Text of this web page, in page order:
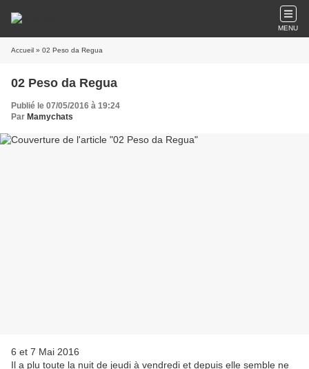
MENU
Accueil » 02 Peso da Regua
02 Peso da Regua
Publié le 07/05/2016 à 19:24
Par Mamychats
6 et 7 Mai 2016
Il a plu toute la nuit de jeudi à vendredi et depuis elle semble ne